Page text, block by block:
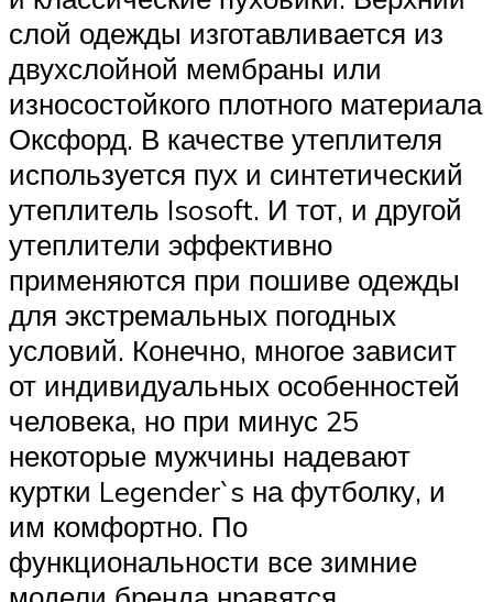
слой одежды изготавливается из
двухслойной мембраны или
износостойкого плотного материала
Оксфорд. В качестве утеплителя
используется пух и синтетический
утеплитель Isosoft. И тот, и другой
утеплители эффективно
применяются при пошиве одежды
для экстремальных погодных
условий. Конечно, многое зависит
от индивидуальных особенностей
человека, но при минус 25
некоторые мужчины надевают
куртки Legender`s на футболку, и
им комфортно. По
функциональности все зимние